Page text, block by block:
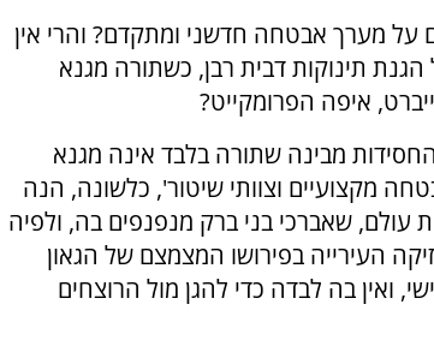
על מערך אבטחה חדשני ומתקדם? והרי אין
הגנת תינוקות דבית רבן, כשתורה מגנא
איפה הפרומקייט?
מבינה שתורה בלבד אינה מגנא
מקצועיים וצוותי שיטור', כלשונה, הנה
עולם, שאברכי בני ברק מנפנפים בה, ולפיה
העירייה בפירושו המצמצם של הגאון
ואין בה לבדה כדי להגן מול הרוצחים